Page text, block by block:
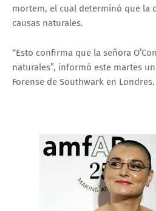
mortem, el cual determinó que la
causas naturales.
“Esto confirma que la señora
naturales”, informó este martes
Forense de Southwark en Londres.